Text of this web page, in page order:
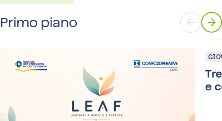
Primo piano
e